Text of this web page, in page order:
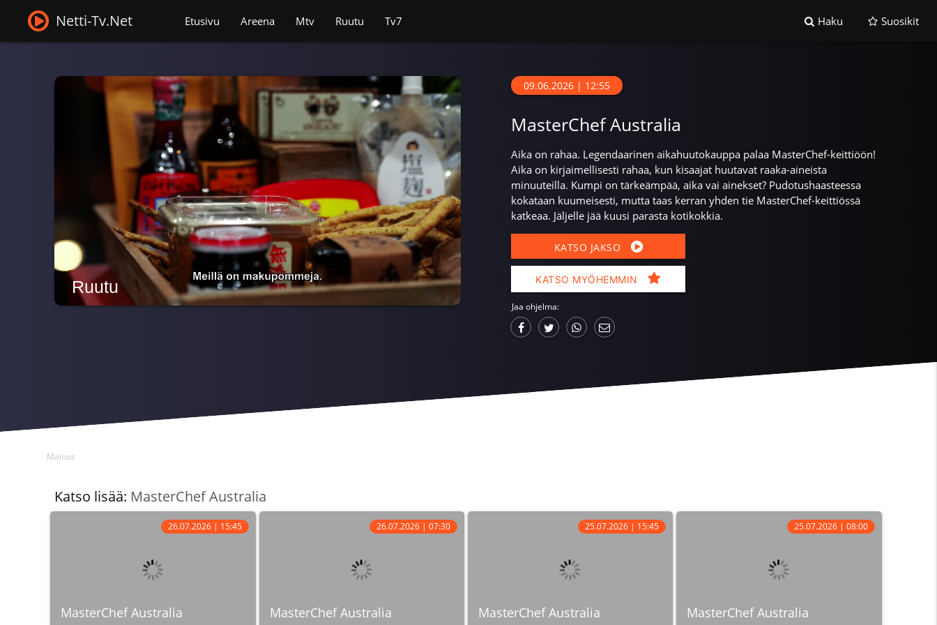
Netti-Tv.Net Etusivu Areena Mtv Ruutu Tv7 Haku Suosikit
Ruutu
09.06.2026 | 12:55
MasterChef Australia
Aika on rahaa. Legendaarinen aikahuutokauppa palaa MasterChef-keittiöön!
Aika on kirjaimellisesti rahaa, kun kisaajat huutavat raaka-aineista
minuuteilla. Kumpi on tärkeämpää, aika vai ainekset? Pudotushaasteessa
kokataan kuumeisesti, mutta taas kerran yhden tie MasterChef-keittiössä
katkeaa. Jäljelle jää kuusi parasta kotikokkia.
KATSO JAKSO
KATSO MYÖHEMMIN
Jaa ohjelma:
Mainos
Katso lisää: MasterChef Australia
MasterChef Australia
26.07.2026 | 15:45
MasterChef Australia
26.07.2026 | 07:30
MasterChef Australia
25.07.2026 | 15:45
MasterChef Australia
25.07.2026 | 08:00